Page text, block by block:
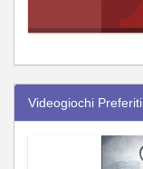
Videogiochi Preferiti